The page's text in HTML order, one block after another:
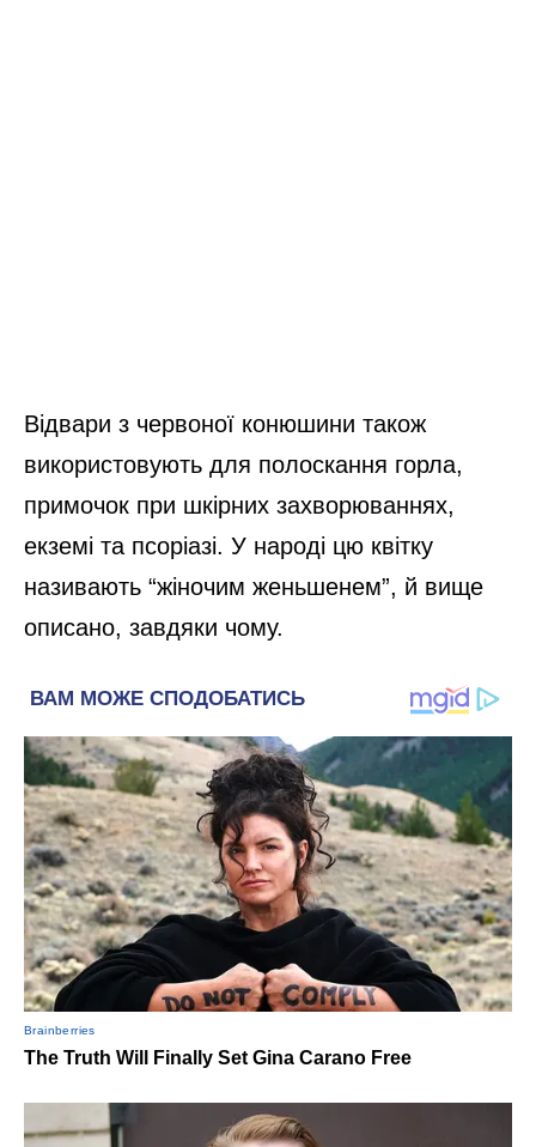
Відвари з червоної конюшини також
використовують для полоскання горла,
примочок при шкірних захворюваннях,
екземі та псоріазі. У народі цю квітку
називають “жіночим женьшенем”, й вище
описано, завдяки чому.